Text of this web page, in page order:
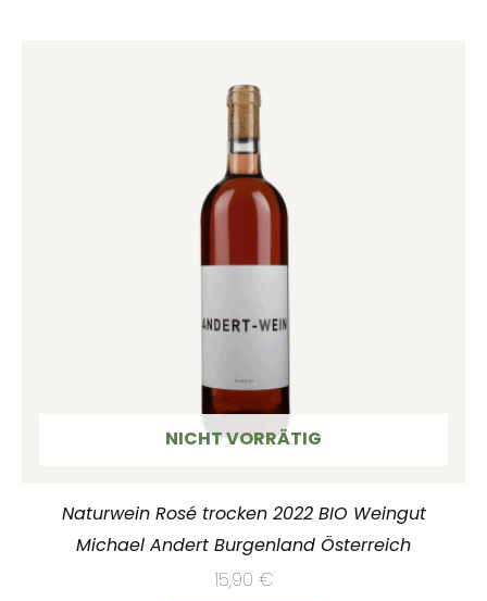
NICHT VORRÄTIG
Naturwein Rosé trocken 2022 BIO Weingut
Michael Andert Burgenland Österreich
15,90 €